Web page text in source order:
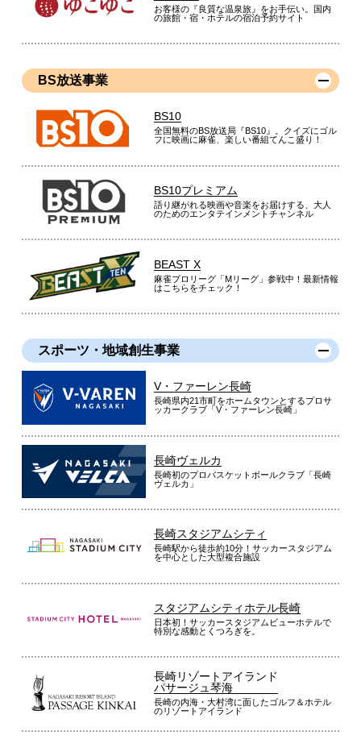
お客様の『良質な温泉旅』をお手伝い。国内
の旅館・宿・ホテルの宿泊予約サイト
BS放送事業
BS10
全国無料のBS放送局『BS10』。クイズにゴル
フに映画に麻雀、楽しい番組てんこ盛り！
BS10プレミアム
語り継がれる映画や音楽をお届けする、大人
のためのエンタテインメントチャンネル
BEAST X
麻雀プロリーグ「Mリーグ」参戦中！最新情報
はこちらをチェック！
スポーツ・地域創生事業
V・ファーレン長崎
長崎県内21市町をホームタウンとするプロサ
ッカークラブ「V・ファーレン長崎」
長崎ヴェルカ
長崎初のプロバスケットボールクラブ「長崎
ヴェルカ」
長崎スタジアムシティ
長崎駅から徒歩約10分！サッカースタジアム
を中心とした大型複合施設
スタジアムシティホテル長崎
日本初！サッカースタジアムビューホテルで
特別な感動とくつろぎを。
長崎リゾートアイランド
パサージュ琴海
長崎の内海・大村湾に面したゴルフ＆ホテル
のリゾートアイランド